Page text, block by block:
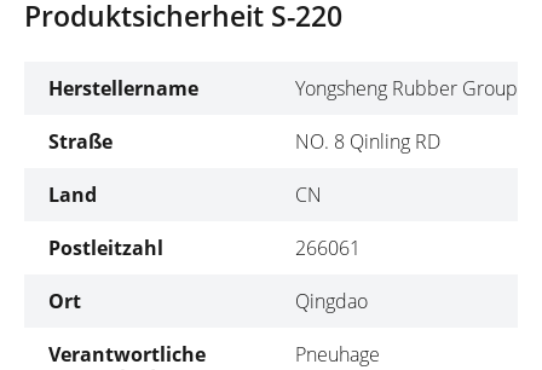
Produktsicherheit S-220
Herstellername
Yongsheng Rubber Group
Straße
NO. 8 Qinling RD
Land
CN
Postleitzahl
266061
Ort
Qingdao
Verantwortliche
Pneuhage